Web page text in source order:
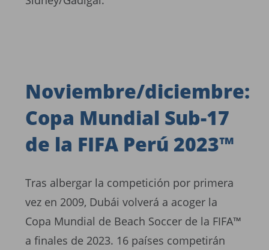
Noviembre/diciembre:
Copa Mundial Sub-17
de la FIFA Perú 2023™
Tras albergar la competición por primera
vez en 2009, Dubái volverá a acoger la
Copa Mundial de Beach Soccer de la FIFA™
a finales de 2023. 16 países competirán